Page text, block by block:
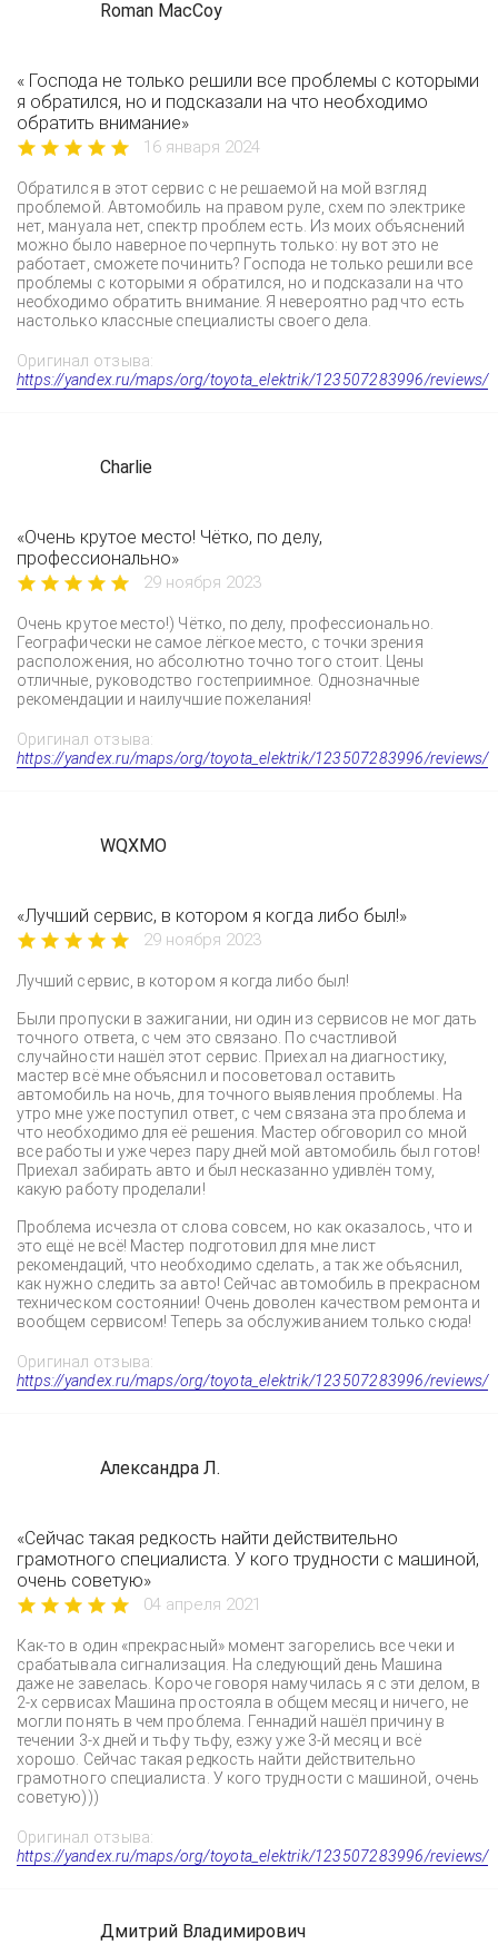
Roman MacCoy
« Господа не только решили все проблемы с которыми
я обратился, но и подсказали на что необходимо
обратить внимание»
16 января 2024
Обратился в этот сервис с не решаемой на мой взгляд
проблемой. Автомобиль на правом руле, схем по электрике
нет, мануала нет, спектр проблем есть. Из моих объяснений
можно было наверное почерпнуть только: ну вот это не
работает, сможете починить? Господа не только решили все
проблемы с которыми я обратился, но и подсказали на что
необходимо обратить внимание. Я невероятно рад что есть
настолько классные специалисты своего дела.
Оригинал отзыва:
https://yandex.ru/maps/org/toyota_elektrik/123507283996/reviews/
Charlie
«Очень крутое место! Чётко, по делу,
профессионально»
29 ноября 2023
Очень крутое место!) Чётко, по делу, профессионально.
Географически не самое лёгкое место, с точки зрения
расположения, но абсолютно точно того стоит. Цены
отличные, руководство гостеприимное. Однозначные
рекомендации и наилучшие пожелания!
Оригинал отзыва:
https://yandex.ru/maps/org/toyota_elektrik/123507283996/reviews/
WQXMO
«Лучший сервис, в котором я когда либо был!»
29 ноября 2023
Лучший сервис, в котором я когда либо был!
Были пропуски в зажигании, ни один из сервисов не мог дать
точного ответа, с чем это связано. По счастливой
случайности нашёл этот сервис. Приехал на диагностику,
мастер всё мне объяснил и посоветовал оставить
автомобиль на ночь, для точного выявления проблемы. На
утро мне уже поступил ответ, с чем связана эта проблема и
что необходимо для её решения. Мастер обговорил со мной
все работы и уже через пару дней мой автомобиль был готов!
Приехал забирать авто и был несказанно удивлён тому,
какую работу проделали!
Проблема исчезла от слова совсем, но как оказалось, что и
это ещё не всё! Мастер подготовил для мне лист
рекомендаций, что необходимо сделать, а так же объяснил,
как нужно следить за авто! Сейчас автомобиль в прекрасном
техническом состоянии! Очень доволен качеством ремонта и
вообщем сервисом! Теперь за обслуживанием только сюда!
Оригинал отзыва:
https://yandex.ru/maps/org/toyota_elektrik/123507283996/reviews/
Александра Л.
«Сейчас такая редкость найти действительно
грамотного специалиста. У кого трудности с машиной,
очень советую»
04 апреля 2021
Как-то в один «прекрасный» момент загорелись все чеки и
срабатывала сигнализация. На следующий день Машина
даже не завелась. Короче говоря намучилась я с эти делом, в
2-х сервисах Машина простояла в общем месяц и ничего, не
могли понять в чем проблема. Геннадий нашёл причину в
течении 3-х дней и тьфу тьфу, езжу уже 3-й месяц и всё
хорошо. Сейчас такая редкость найти действительно
грамотного специалиста. У кого трудности с машиной, очень
советую)))
Оригинал отзыва:
https://yandex.ru/maps/org/toyota_elektrik/123507283996/reviews/
Дмитрий Владимирович